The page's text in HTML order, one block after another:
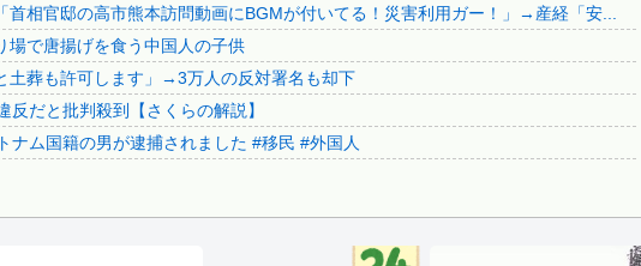
ってるｗｗｗｗｗｗｗｗ...
子(38)の現在がいく...
2年間1%の閣議決...
ーの人が『AIに仕事を...
91歳女性の遺体を遺棄したベトナム国籍の男が逮捕されまし...
日本旅行キャンセルすべきか…1万年ぶり史上最大級の火山の...
無気力な韓国代表、オーストリアにも0-1で敗北…3月のA...
3.1節がある月なのに…3月のカレンダーに日本の富士山・...
韓国代表、コートジボワールに0対4で完敗＝韓国の反応
首相官邸の高市熊本訪問動画にBGMが付いてる！災害利用ガー！」→産経「安...
場で唐揚げを食う中国人の子供
土葬も許可します」→3万人の反対署名も却下
だと批判殺到【さくらの解説】
ナム国籍の男が逮捕されました #移民 #外国人